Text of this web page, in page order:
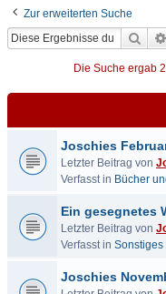
Zur erweiterten Suche
Suche
Die Suche ergab
Joschies
Letzter Beitrag von
Verfasst in Bücher
Ein gesegnetes
Letzter Beitrag von
Verfasst in Sonstiges
Joschies